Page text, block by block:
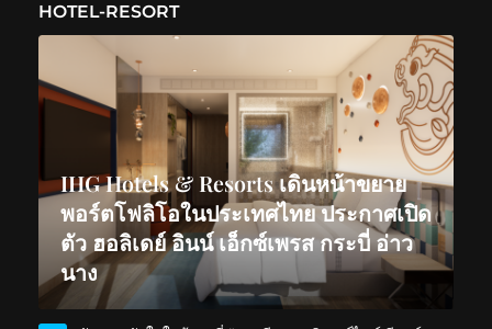
HOTEL-RESORT
IHG Hotels & Resorts เดินหน้าขยาย
พอร์ตโฟลิโอในประเทศไทย ประกาศเปิด
ตัว ฮอลิเดย์ อินน์ เอ็กซ์เพรส กระบี่ อ่าว
นาง